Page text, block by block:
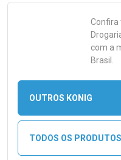
Confira
com a
Brasil.
OUTROS KONIG
TODOS OS